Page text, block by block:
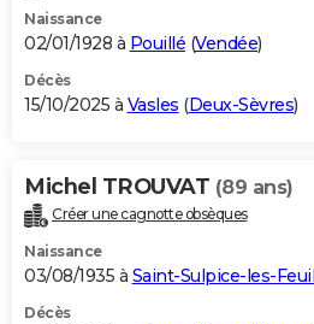
Naissance
02/01/1928 à Pouillé (Vendée)
Décès
15/10/2025 à Vasles (Deux-Sèvres)
Michel TROUVAT (89 ans)
Créer une cagnotte obsèques
Naissance
03/08/1935 à Saint-Sulpice-les-
Décès